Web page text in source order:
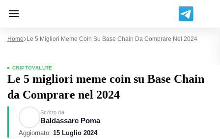
Home Le 5 Migliori Meme Coin Su Base Chain Da Comprare Nel 2024
CRIPTOVALUTE
Le 5 migliori meme coin su Base Chain
da Comprare nel 2024
Scritto da
Baldassare Poma
Aggiornato: 15 Luglio 2024